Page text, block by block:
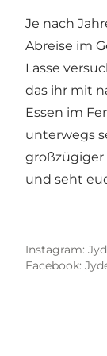
Je nach
Abreise im
Lasse
das ihr mit
Essen im
unterwegs
großzügiger
und seht
Instagram:
Facebook: